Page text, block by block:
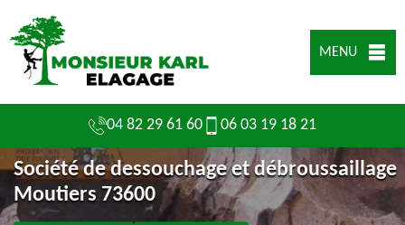
MENU
04 82 29 61 60 06 03 19 18 21
Société de dessouchage et débroussaillage
Moutiers 73600